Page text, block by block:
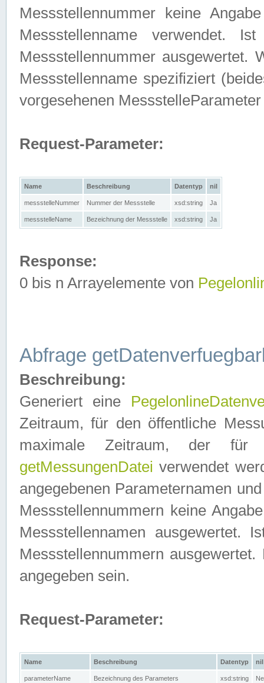
Messstellennummer keine
Messstellenname verwendet.
Messstellennummer ausgewertet.
Messstellenname spezifiziert
vorgesehenen
Request-Parameter:
Name Beschreibung Datentyp nil
messstelleNummer Nummer der Messstelle xsd:string Ja
messstelleName Bezeichnung der Messstelle xsd:string Ja
Response:
0 bis n Arrayelemente von
Abfrage
Beschreibung:
Generiert eine
Zeitraum, für den öffentliche
maximale Zeitraum, der
getMessungenDatei verwendet
angegebenen Parameternamen
Messstellennummern keine
Messstellennamen ausgewertet.
Messstellennummern
angegeben sein.
Request-Parameter:
Name Beschreibung Datentyp nil
parameterName Bezeichnung des Parameters xsd:string